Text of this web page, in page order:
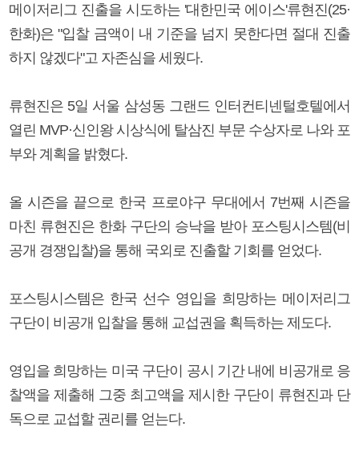
메이저리그 진출을 시도하는 '대한민국 에이스'류현진(25·
한화)은 "입찰 금액이 내 기준을 넘지 못한다면 절대 진출
하지 않겠다"고 자존심을 세웠다.
류현진은 5일 서울 삼성동 그랜드 인터컨티넨털호텔에서
열린 MVP·신인왕 시상식에 탈삼진 부문 수상자로 나와 포
부와 계획을 밝혔다.
올 시즌을 끝으로 한국 프로야구 무대에서 7번째 시즌을
마친 류현진은 한화 구단의 승낙을 받아 포스팅시스템(비
공개 경쟁입찰)을 통해 국외로 진출할 기회를 얻었다.
포스팅시스템은 한국 선수 영입을 희망하는 메이저리그
구단이 비공개 입찰을 통해 교섭권을 획득하는 제도다.
영입을 희망하는 미국 구단이 공시 기간 내에 비공개로 응
찰액을 제출해 그중 최고액을 제시한 구단이 류현진과 단
독으로 교섭할 권리를 얻는다.